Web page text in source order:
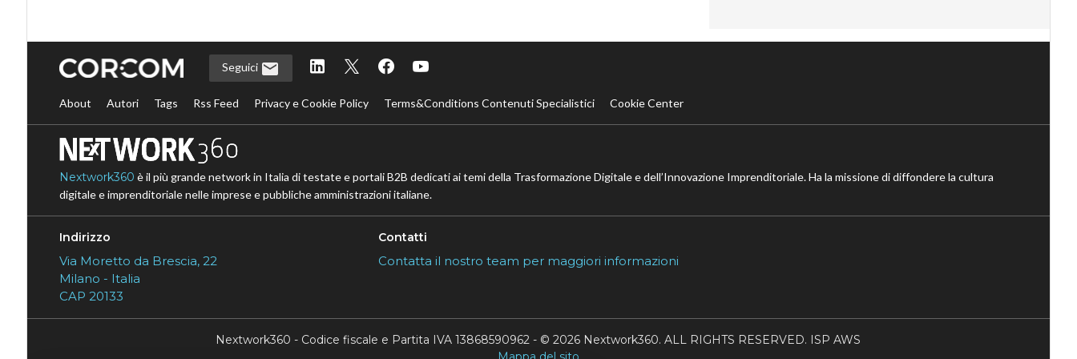
Seguici
About Autori Tags Rss Feed Privacy e Cookie Policy Terms&Conditions Contenuti Specialistici Cookie Center
Nextwork360 è il più grande network in Italia di testate e portali B2B dedicati ai temi della Trasformazione Digitale e dell’Innovazione Imprenditoriale. Ha la missione di diffondere la cultura
digitale e imprenditoriale nelle imprese e pubbliche amministrazioni italiane.
Indirizzo
Via Moretto da Brescia, 22
Milano - Italia
CAP 20133
Contatti
Contatta il nostro team per maggiori informazioni
Nextwork360 - Codice fiscale e Partita IVA 13868590962 - © 2026 Nextwork360. ALL RIGHTS RESERVED. ISP AWS